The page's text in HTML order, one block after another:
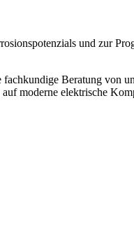
und zur
Beratung von
moderne elektrische